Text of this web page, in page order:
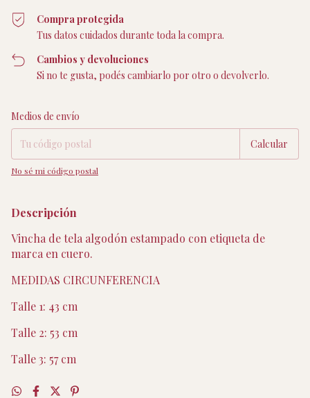
Compra protegida
Tus datos cuidados durante toda la compra.
Cambios y devoluciones
Si no te gusta, podés cambiarlo por otro o devolverlo.
Entregas para el CP:
Medios de envío
Calcular
No sé mi código postal
Descripción
Vincha de tela algodón estampado con etiqueta de
marca en cuero.
MEDIDAS CIRCUNFERENCIA
Talle 1: 43 cm
Talle 2: 53 cm
Talle 3: 57 cm